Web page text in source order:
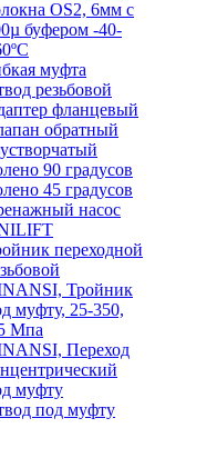
OS2, 6мм с
буфером -40-
муфта
резьбовой
фланцевый
обратный
90 градусов
45 градусов
насос
переходной
Тройник
муфту, 25-350,
Мпа
Переход
муфту
под муфту